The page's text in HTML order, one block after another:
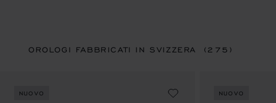
OROLOGI FABBRICATI IN SVIZZERA (275)
NUOVO NUOVO